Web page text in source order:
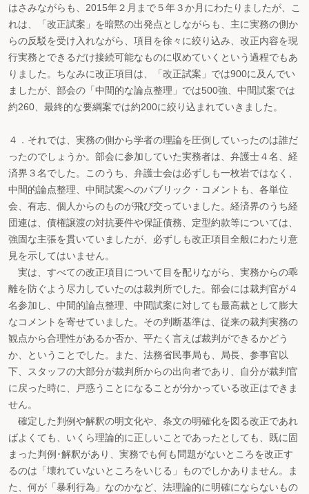
はさみながらも、2015年２月まで５年３か月にわたりましたが、こ
れは、「改正試案」を暗黙の出発点としながらも、主に実務の側か
らの反駁を受け入れながら、項目を徐々に絞り込み、改正内容を現
行実務とできるだけ接続可能なものに収めていくという過程でもあ
りました。ちなみに改正項目は、「改正試案」では900に及んでい
ましたが、部会の「中間的な論点整理」では500強、中間試案では
約260、最終的な要綱案では約200に絞り込まれていきました。
４．それでは、実務の側から学者の理論を圧倒していったのは誰だ
ったのでしょうか。部会に参加していた実務者は、弁護士４名、経
済界３名でした。このうち、弁護士会は必ずしも一枚岩ではなく、
中間的論点整理、中間試案へのパブリック・コメントも、各単位
会、有志、個人からのものが飛び交っていました。経済界のうち経
団連は、債権譲渡の対抗要件や保証債務、定型約款等については、
強固な主張を貫いていましたが、必ずしも改正項目全般にわたり意
見を示してはいません。
実は、すべての改正項目について目を配りながら、実務からの乖
離を防ぐよう尽力していたのは裁判所でした。部会には裁判官が４
名参加し、中間的論点整理、中間試案に対しても最高裁として膨大
なコメントを寄せていました。その判断基準は、従来の裁判実務の
観点から合理性があるか否か、平たく言えば裁判ができるかどう
か、ということでした。また、法務省民事局も、局長、参事官以
下、スタッフの大部分が裁判所からの出向者であり、自分が裁判官
に戻った時に、戸惑うことになることが分かっている改正はできま
せん。
確定した判例や解釈の明文化や、条文の明確化を図る改正であれ
ばよくても、いくら理論的に正しいことであったとしても、既に固
まった判例･解釈があり、実務でも何も問題がないところを改正す
るのは「壊れていないところをいじる」ものでしかありません。ま
た、何が「暴利行為」なのかなど、法理論的に明確にならないもの